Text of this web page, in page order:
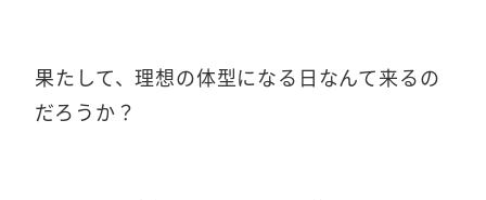
果たして、理想の体型になる日なんて来るの
だろうか？